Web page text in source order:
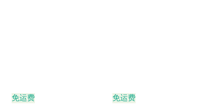
免运费 免运费